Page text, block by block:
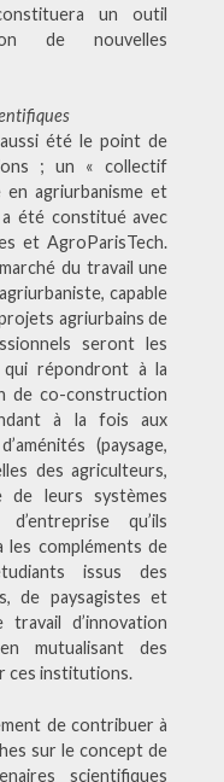
un outil
de nouvelles
été le point de
; un « collectif
en agriurbanisme et
été constitué avec
et AgroParisTech.
du travail une
capable
agriurbains de
seront les
répondront à la
de co-construction
à la fois aux
(paysage,
des agriculteurs,
de leurs systèmes
qu’ils
les compléments de
issus des
de paysagistes et
travail d’innovation
mutualisant des
ces institutions.
de contribuer à
sur le concept de
scientifiques